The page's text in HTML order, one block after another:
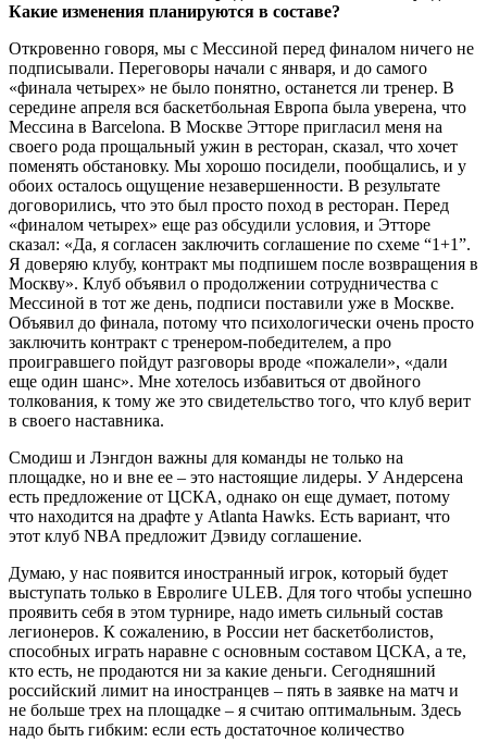
Какие изменения планируются в составе?
Откровенно говоря, мы с Мессиной перед финалом ничего не
подписывали. Переговоры начали с января, и до самого
«финала четырех» не было понятно, останется ли тренер. В
середине апреля вся баскетбольная Европа была уверена, что
Мессина в Barcelona. В Москве Этторе пригласил меня на
своего рода прощальный ужин в ресторан, сказал, что хочет
поменять обстановку. Мы хорошо посидели, пообщались, и у
обоих осталось ощущение незавершенности. В результате
договорились, что это был просто поход в ресторан. Перед
«финалом четырех» еще раз обсудили условия, и Этторе
сказал: «Да, я согласен заключить соглашение по схеме “1+1”.
Я доверяю клубу, контракт мы подпишем после возвращения в
Москву». Клуб объявил о продолжении сотрудничества с
Мессиной в тот же день, подписи поставили уже в Москве.
Объявил до финала, потому что психологически очень просто
заключить контракт с тренером-победителем, а про
проигравшего пойдут разговоры вроде «пожалели», «дали
еще один шанс». Мне хотелось избавиться от двойного
толкования, к тому же это свидетельство того, что клуб верит
в своего наставника.
Смодиш и Лэнгдон важны для команды не только на
площадке, но и вне ее – это насто­ящие лидеры. У Андерсена
есть предложение от ЦСКА, однако он еще думает, потому
что находится на драфте у Atlanta Hawks. Есть вариант, что
этот клуб NBA предложит Дэвиду соглашение.
Думаю, у нас появится иностранный игрок, который будет
выступать только в Евролиге ULEB. Для того чтобы успешно
проявить себя в этом турнире, надо иметь сильный состав
легионеров. К сожалению, в России нет баскетболистов,
способных играть наравне с основным составом ЦСКА, а те,
кто есть, не продаются ни за какие деньги. Сегодняшний
российский лимит на иностранцев – пять в заявке на матч и
не больше трех на площадке – я считаю оптимальным. Здесь
надо быть гибким: если есть достаточное количество